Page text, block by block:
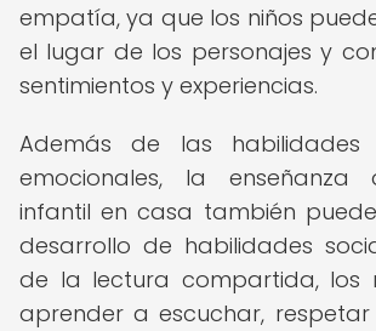
empatía, ya que los niños
el lugar de los personajes y
sentimientos y experiencias.
Además de las habilidades
emocionales, la enseñanza
infantil en casa también
desarrollo de habilidades
de la lectura compartida, los
aprender a escuchar, respetar